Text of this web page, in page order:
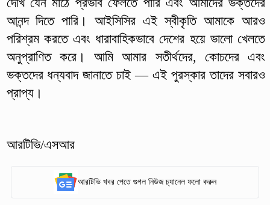
আনন্দ দিতে পারি। আইসিসির এই স্বীকৃতি আমাকে আরও
পরিশ্রম করতে এবং ধারাবাহিকভাবে দেশের হয়ে ভালো খেলতে
অনুপ্রাণিত করে। আমি আমার সতীর্থদের, কোচদের এবং
ভক্তদের ধন্যবাদ জানাতে চাই — এই পুরস্কার তাদের সবারও
প্রাপ্য।
আরটিভি/এসআর
আরটিভি খবর পেতে গুগল নিউজ চ্যানেল ফলো করুন